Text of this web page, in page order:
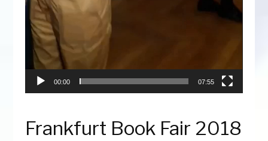
00:00 07:55
Frankfurt Book Fair 2018